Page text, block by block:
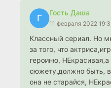
Г
Гость Даша
11 февраля 2022
Классный сериал. Но
за того, что
героиню, НЕкрасивая,а
сюжету,должно быть,
она не старайся,